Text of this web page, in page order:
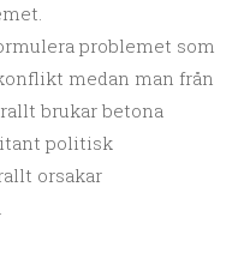
problemet som
medan man från
brukar betona
politisk
orsakar